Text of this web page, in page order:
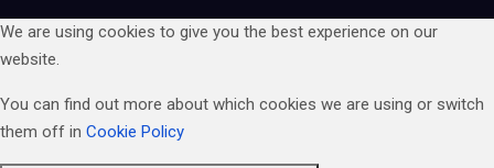
We are using cookies to give you the best experience on our
website.
You can find out more about which cookies we are using or switch
them off in Cookie Policy